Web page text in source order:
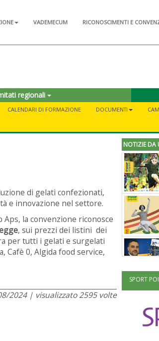
VADEMECUM RICONOSCIMENTI E
regionali
CALENDARI DI FORMAZIONE DOCUMENTI
di gelati confezionati,
e innovazione nel settore.
la convenzione riconosce
, sui prezzi dei listini dei
per tutti i gelati e surgelati
Cafè 0, Algida food service,
2024 | visualizzato 2595 volte
NOTIZIE DA
SPORT